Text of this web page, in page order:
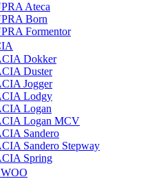
Ateca
Born
Formentor
Dokker
Duster
Jogger
Lodgy
Logan
Logan MCV
Sandero
Sandero Stepway
Spring